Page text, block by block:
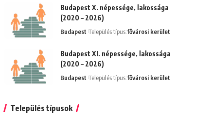
Budapest X. népessége, lakossága
(2020 – 2026)
Budapest Település típus:fővárosi kerület
Budapest XI. népessége, lakossága
(2020 – 2026)
Budapest Település típus:fővárosi kerület
Település típusok